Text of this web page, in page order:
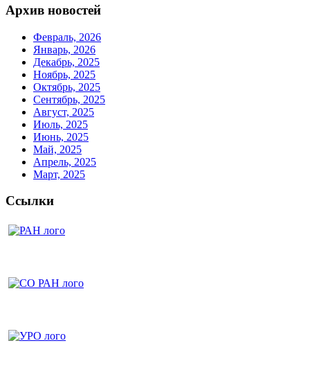
Архив новостей
Февраль, 2026
Январь, 2026
Декабрь, 2025
Ноябрь, 2025
Октябрь, 2025
Сентябрь, 2025
Август, 2025
Июль, 2025
Июнь, 2025
Май, 2025
Апрель, 2025
Март, 2025
Ссылки